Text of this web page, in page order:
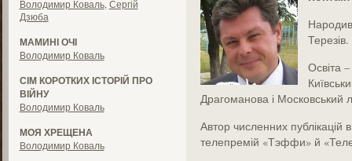
Володимир Коваль, Сергій
Дзюба
МАМИНІ ОЧІ
Володимир Коваль
СІМ КОРОТКИХ ІСТОРІЙ ПРО
ВІЙНУ
Володимир Коваль
МОЯ ХРЕЩЕНА
Володимир Коваль
Терезів.
Освіта
Драгоманова і Московський
Автор численних публікацій
телепремій «Тэффи» й